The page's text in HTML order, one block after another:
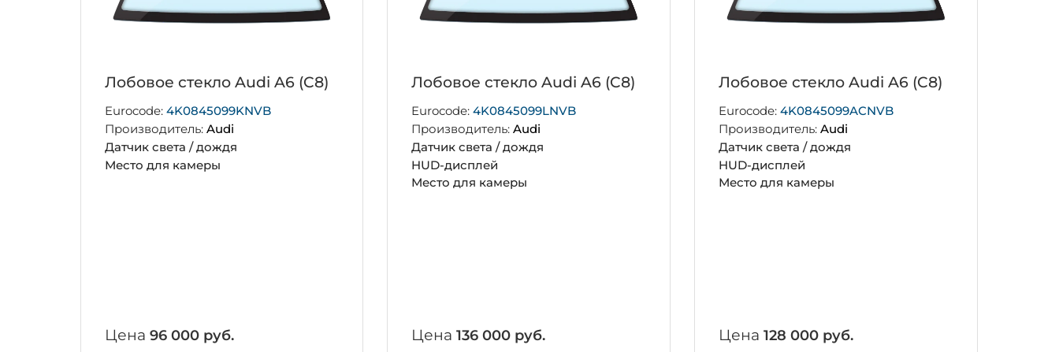
Лобовое стекло Audi A6 (C8)
Eurocode: 4K0845099KNVB
Производитель: Audi
Датчик света / дождя
Место для камеры
Цена 96 000 руб.
Лобовое стекло Audi A6 (C8)
Eurocode:4K0845099LNVB
Производитель:Audi
Датчик света / дождя
HUD-дисплей
Место для камеры
Цена136 000 руб.
Лобовое стекло Audi A6 (C8)
Eurocode: 4K0845099ACNVB
Производитель: Audi
Датчик света / дождя
HUD-дисплей
Место для камеры
Цена 128 000 руб.